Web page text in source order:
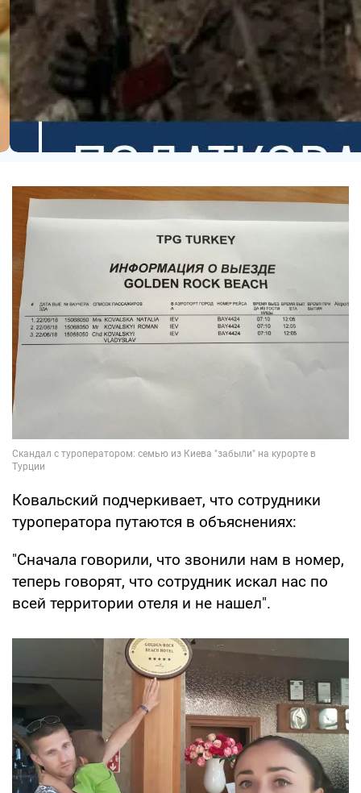
Ковальский подчеркивает, что сотрудники
туроператора путаются в объяснениях:
"Сначала говорили, что звонили нам в номер,
теперь говорят, что сотрудник искал нас по
всей территории отеля и не нашел".